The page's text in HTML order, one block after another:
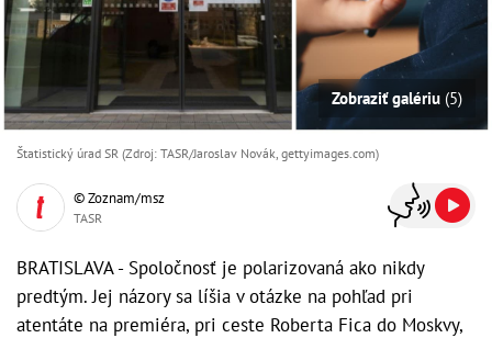
Zobraziť galériu (5)
Štatistický úrad SR (Zdroj: TASR/Jaroslav Novák, gettyimages.com)
© Zoznam/msz
TASR
BRATISLAVA - Spoločnosť je polarizovaná ako nikdy
predtým. Jej názory sa líšia v otázke na pohľad pri
atentáte na premiéra, pri ceste Roberta Fica do Moskvy,